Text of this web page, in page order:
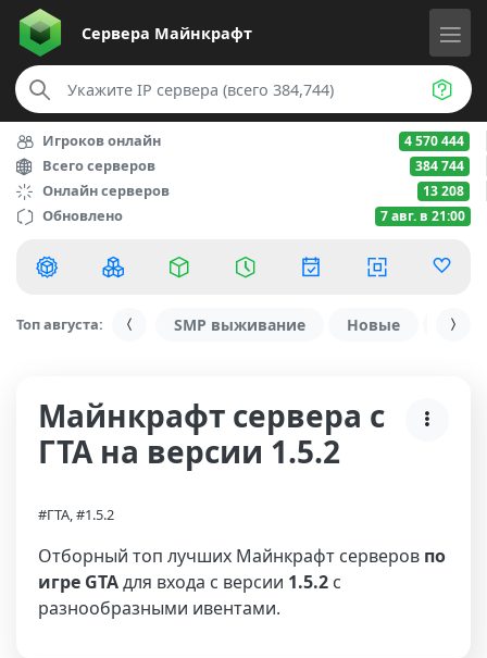
Сервера Майнкрафт
Игроков онлайн 4 570 444
Всего серверов 384 744
Онлайн серверов 13 208
Обновлено 7 авг. в 21:00
Топ августа: SMP выживание Новые С
Майнкрафт сервера с
ГТА на версии 1.5.2
#ГТА, #1.5.2
Отборный топ лучших Майнкрафт серверов по
игре GTAдля входа с версии 1.5.2 с
разнообразными ивентами.